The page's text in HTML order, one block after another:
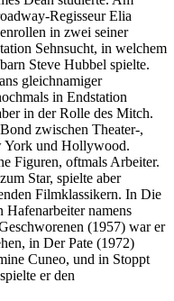
Regisseur Elia
in zwei seiner
Sehnsucht, in welchem
Steve Hubbel spielte.
gleichnamiger
in Endstation
in der Rolle des Mitch.
zwischen Theater-,
York und Hollywood.
Figuren, oftmals Arbeiter.
Star, spielte aber
Filmklassikern. In Die
Hafenarbeiter namens
(1957) war er
in Der Pate (1972)
Cuneo, und in Stoppt
er den